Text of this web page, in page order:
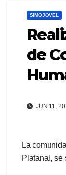
SIMOJOVEL
de
JUN 11,
La
Platanal, se